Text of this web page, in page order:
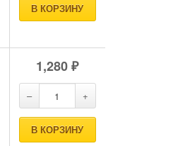
В КОРЗИНУ
1,280₽
В КОРЗИНУ